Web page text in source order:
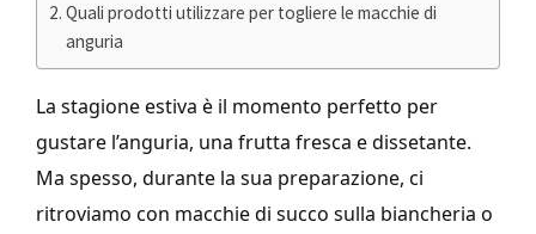
Quali prodotti utilizzare per togliere le macchie di
anguria
La stagione estiva è il momento perfetto per
gustare l’anguria, una frutta fresca e dissetante.
Ma spesso, durante la sua preparazione, ci
ritroviamo con macchie di succo sulla biancheria o